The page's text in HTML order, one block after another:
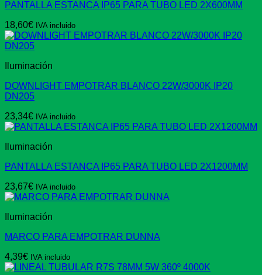
PANTALLA ESTANCA IP65 PARA TUBO LED 2X600MM
18,60€ IVA incluido
Iluminación
DOWNLIGHT EMPOTRAR BLANCO 22W/3000K IP20
DN205
23,34€ IVA incluido
Iluminación
PANTALLA ESTANCA IP65 PARA TUBO LED 2X1200MM
23,67€ IVA incluido
Iluminación
MARCO PARA EMPOTRAR DUNNA
4,39€ IVA incluido